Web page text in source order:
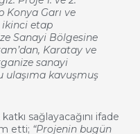
Garı ve
ikinci etap
Sanayi Bölgesine
Karatay ve
sanayi
ulaşıma kavuşmuş
sağlayacağını ifade
etti; “Projenin bugün